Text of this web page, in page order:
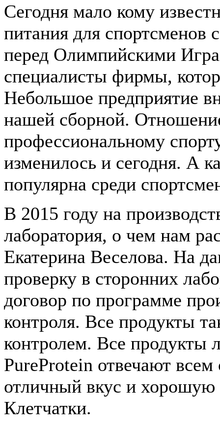
Сегодня мало кому
питания для спортсменов
перед Олимпийскими
специалисты фирмы,
Небольшое предприятие
нашей сборной.
профессиональному
изменилось и сегодня. А
популярна среди
В 2015 году на
лаборатория, о чем нам
Екатерина Веселова. На
проверку в сторонних
договор по программе
контроля. Все продукты
контролем. Все продукты
PureProtein отвечают
отличный вкус и хорошую
Клетчатки.